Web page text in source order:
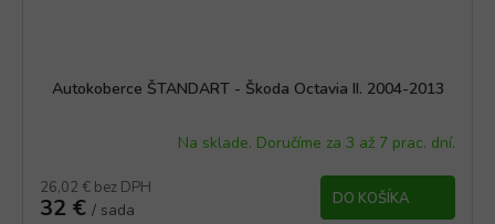
Autokoberce ŠTANDART - Škoda Octavia II. 2004-2013
Na sklade. Doručíme za 3 až 7 prac. dní.
26,02 € bez DPH
32 € / sada
DO KOŠÍKA